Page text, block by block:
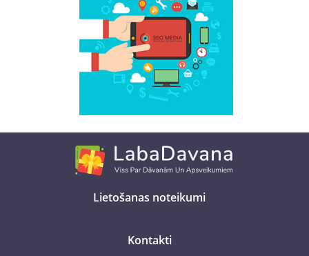
Lietošanas noteikumi
Kontakti